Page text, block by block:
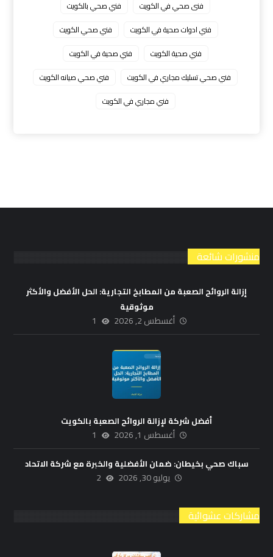
فنى صحي في الكويت
فني صحي بالكويت
فني ادوات صحية في الكويت
فني صحي الكويت
فني صحية الكويت
فني صحية في الكويت
فني صحي تسليك مجاري في الكويت
فني صحي صيانه الكويت
فني مجاري في الكويت
منشورات شائعة
إزالة الروائح الصعبة من المطابخ التجارية: الحل الأفضل والأكثر
موثوقية
أغسطس 2, 2026 1
أفضل شركة لإزالة الروائح الصعبة بالكويت
أغسطس 1, 2026 1
سباك صحي بخيطان: ضمان الأفضلية والخبرة مع شركة الاتحاد
يوليو 30, 2026 2
مشاركات عشوائية